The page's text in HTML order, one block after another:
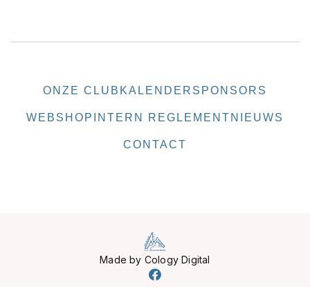
ONZE CLUB KALENDER SPONSORS
WEBSHOP INTERN REGLEMENT NIEUWS
CONTACT
Made by Cology Digital
